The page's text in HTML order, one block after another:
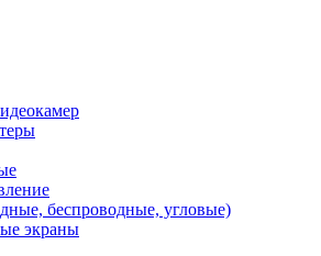
беспроводные, угловые)
экраны